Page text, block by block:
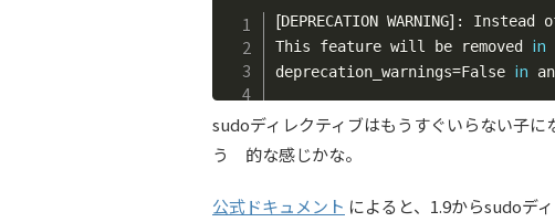
[DEPRECATION WARNING] : Instead of
This feature will be removed in
deprecation_warnings=False in
sudoディレクティブはもうすぐいらない子
う 的な感じかな。
公式ドキュメント によると、1.9からsudoデ